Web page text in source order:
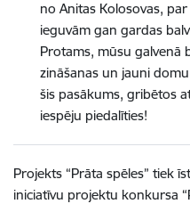
no Anitas Kolosovas,
ieguvām gan gardas
Protams, mūsu galvenā
zināšanas un jauni
šis pasākums, gribētos
iespēju piedalīties!
Projekts “Prāta spēles” tiek
iniciatīvu projektu konkursa